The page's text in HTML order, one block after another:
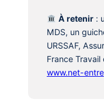
À retenir :
MDS, un
URSSAF,
France
www.net-